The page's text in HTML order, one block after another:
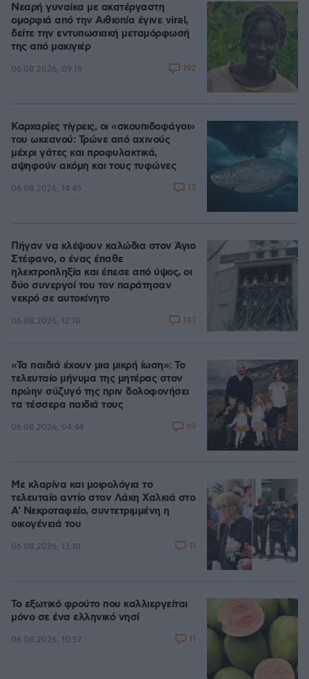
Νεαρή γυναίκα με ακατέργαστη
ομορφιά από την Αιθιοπία έγινε viral,
δείτε την εντυπωσιακή μεταμόρφωσή
της από μακιγιέρ
06.08.2026, 09:18 192
Καρχαρίες τίγρεις, οι «σκουπιδοφάγοι»
του ωκεανού: Τρώνε από αχινούς
μέχρι γάτες και προφυλακτικά,
αψηφούν ακόμη και τους τυφώνες
06.08.2026, 14:45 13
Πήγαν να κλέψουν καλώδια στον Άγιο
Στέφανο, ο ένας έπαθε
ηλεκτροπληξία και έπεσε από ύψος, οι
δύο συνεργοί του τον παράτησαν
νεκρό σε αυτοκίνητο
06.08.2026, 12:10 143
«Τα παιδιά έχουν μια μικρή ίωση»: Το
τελευταίο μήνυμα της μητέρας στον
πρώην σύζυγό της πριν δολοφονήσει
τα τέσσερα παιδιά τους
06.08.2026, 04:44 69
Με κλαρίνα και μοιρολόγια το
τελευταίο αντίο στον Λάκη Χαλκιά στο
A' Νεκροταφείο, συντετριμμένη η
οικογένειά του
06.08.2026, 13:10 11
Το εξωτικό φρούτο που καλλιεργείται
μόνο σε ένα ελληνικό νησί
06.08.2026, 10:57 11